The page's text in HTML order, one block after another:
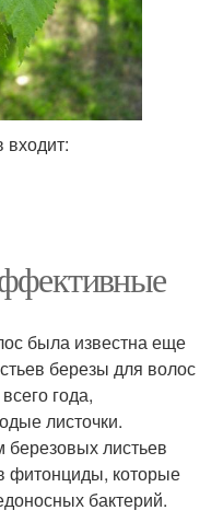
входит:
была известна еще
березы для волос
года,
листочки.
листьев
фитонциды, которые
бактерий.